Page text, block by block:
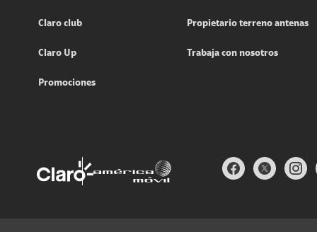
Claro club
Claro Up
Promociones
Propietario terreno antenas
Trabaja con nosotros